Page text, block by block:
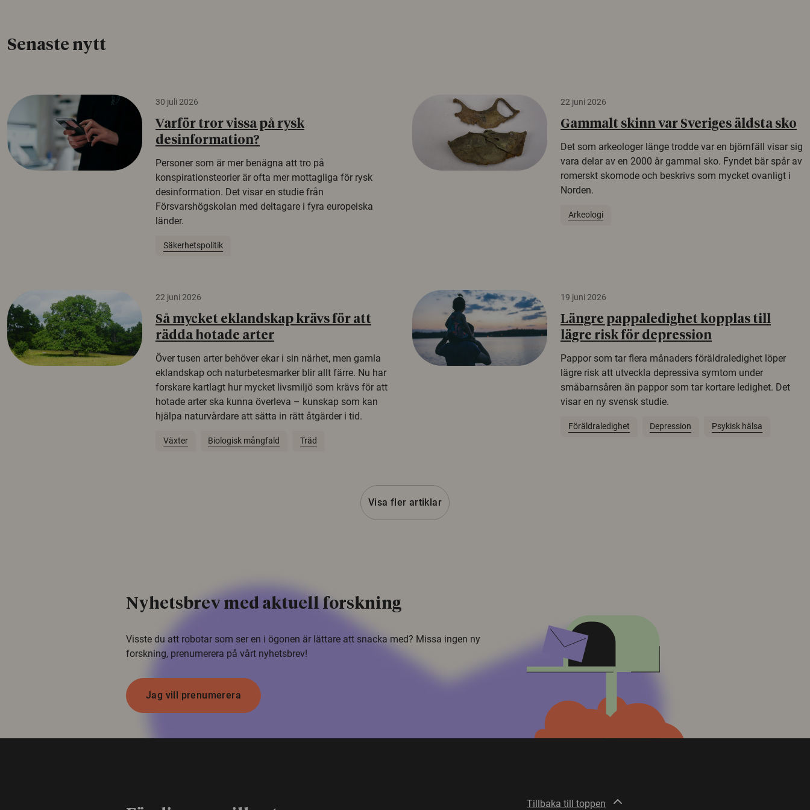
Senaste nytt
30 juli 2026
Varför tror vissa på rysk
desinformation?
Personer som är mer benägna att tro på
konspirationsteorier är ofta mer mottagliga för rysk
desinformation. Det visar en studie från
Försvarshögskolan med deltagare i fyra europeiska
länder.
Säkerhetspolitik
22 juni 2026
Gammalt skinn var Sveriges äldsta sko
Det som arkeologer länge trodde var en björnfäll visar sig
vara delar av en 2000 år gammal sko. Fyndet bär spår av
romerskt skomode och beskrivs som mycket ovanligt i
Norden.
Arkeologi
22 juni 2026
Så mycket eklandskap krävs för att
rädda hotade arter
Över tusen arter behöver ekar i sin närhet, men gamla
eklandskap och naturbetesmarker blir allt färre. Nu har
forskare kartlagt hur mycket livsmiljö som krävs för att
hotade arter ska kunna överleva – kunskap som kan
hjälpa naturvårdare att sätta in rätt åtgärder i tid.
Växter Biologisk mångfald Träd
19 juni 2026
Längre pappaledighet kopplas till
lägre risk för depression
Pappor som tar flera månaders föräldraledighet löper
lägre risk att utveckla depressiva symtom under
småbarnsåren än pappor som tar kortare ledighet. Det
visar en ny svensk studie.
Föräldraledighet Depression Psykisk hälsa
Visa fler artiklar
Nyhetsbrev med aktuell forskning
Visste du att robotar som ser en i ögonen är lättare att snacka med? Missa ingen ny
forskning, prenumerera på vårt nyhetsbrev!
Jag vill prenumerera
Tillbaka till toppen